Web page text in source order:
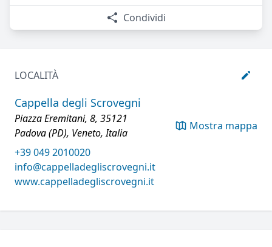
Condividi
LOCALITÀ
Cappella degli Scrovegni
Piazza Eremitani, 8, 35121
Padova (PD), Veneto, Italia
Mostra mappa
+39 049 2010020
info@cappelladegliscrovegni.it
www.cappelladegliscrovegni.it